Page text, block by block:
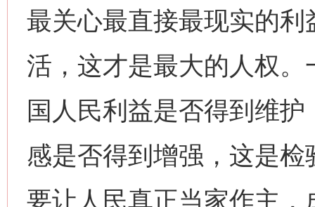
最关心最直接最现实的
活，这才是最大的人权
国人民利益是否得到维
感是否得到增强，这是
要让人民真正当家作主